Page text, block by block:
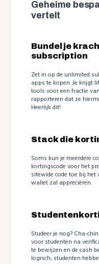
Geheime
vertelt
Bundel je
subscription
Zet in op de unlimited
apps te kopen. Je krijgt
tools voor een fractie
rapporteren dat ze
Heerlijk dit!
Stack die
Soms kun je meerdere
kortingscode voor het
sitewide code toe bij het
wallet zal appreciëren.
Studeer je nog? Cha-
voor studenten na
te bewijzen en de cash
logisch; studenten